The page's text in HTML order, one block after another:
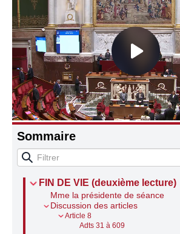
Autres
Sommaire
FIN DE VIE (deuxième lecture)
Mme la présidente de séance
Discussion des articles
Article 8
Adts 31 à 609